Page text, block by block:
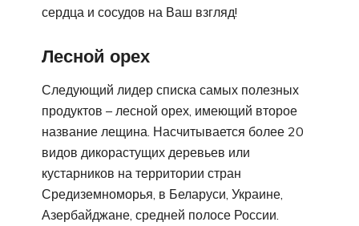
сердца и сосудов на Ваш взгляд!
Лесной орех
Следующий лидер списка самых полезных
продуктов – лесной орех, имеющий второе
название лещина. Насчитывается более 20
видов дикорастущих деревьев или
кустарников на территории стран
Средиземноморья, в Беларуси, Украине,
Азербайджане, средней полосе России.